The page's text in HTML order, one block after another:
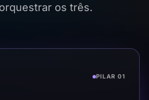
os três.
PILAR 01